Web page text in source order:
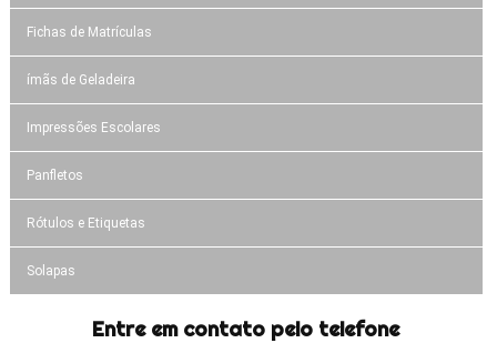
Fichas de Matrículas
ímãs de Geladeira
Impressões Escolares
Panfletos
Rótulos e Etiquetas
Solapas
Entre em contato pelo telefone